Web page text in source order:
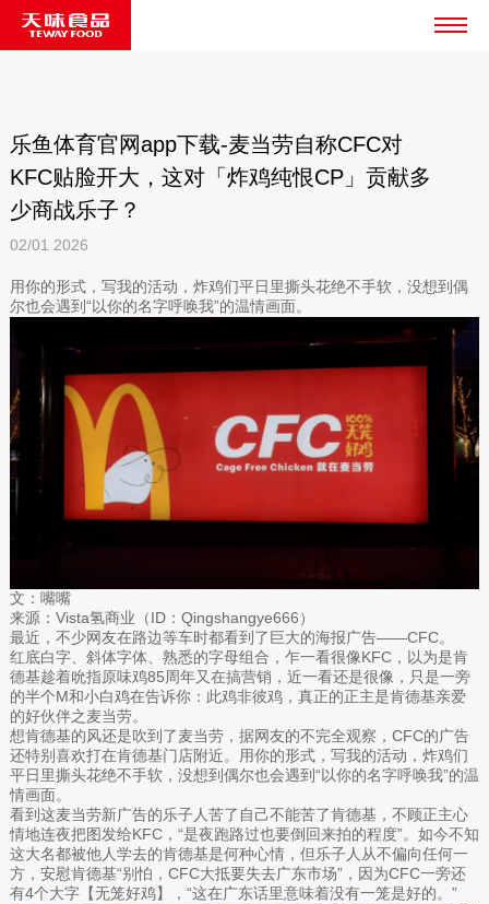
乐鱼体育官网app下载-麦当劳自称CFC对
KFC贴脸开大，这对「炸鸡纯恨CP」贡献多
少商战乐子？
02/01 2026
用你的形式，写我的活动，炸鸡们平日里撕头花绝不手软，没想到偶
尔也会遇到“以你的名字呼唤我”的温情画面。
文：嘴嘴
来源：Vista氢商业（ID：Qingshangye666）
最近，不少网友在路边等车时都看到了巨大的海报广告——CFC。
红底白字、斜体字体、熟悉的字母组合，乍一看很像KFC，以为是肯
德基趁着吮指原味鸡85周年又在搞营销，近一看还是很像，只是一旁
的半个M和小白鸡在告诉你：此鸡非彼鸡，真正的正主是肯德基亲爱
的好伙伴之麦当劳。
想肯德基的风还是吹到了麦当劳，据网友的不完全观察，CFC的广告
还特别喜欢打在肯德基门店附近。用你的形式，写我的活动，炸鸡们
平日里撕头花绝不手软，没想到偶尔也会遇到“以你的名字呼唤我”的温
情画面。
看到这麦当劳新广告的乐子人苦了自己不能苦了肯德基，不顾正主心
情地连夜把图发给KFC，“是夜跑路过也要倒回来拍的程度”。如今不知
这大名都被他人学去的肯德基是何种心情，但乐子人从不偏向任何一
方，安慰肯德基“别怕，CFC大抵要失去广东市场”，因为CFC一旁还
有4个大字【无笼好鸡】，“这在广东话里意味着没有一笼是好的。”